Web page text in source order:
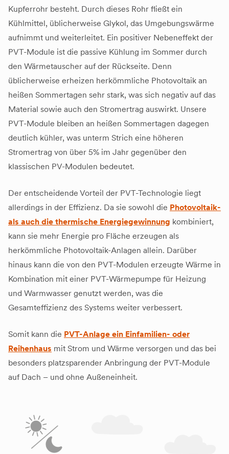
Kupferrohr besteht. Durch dieses Rohr fließt ein
Kühlmittel, üblicherweise Glykol, das Umgebungswärme
aufnimmt und weiterleitet. Ein positiver Nebeneffekt der
PVT-Module ist die passive Kühlung im Sommer durch
den Wärmetauscher auf der Rückseite. Denn
üblicherweise erheizen herkömmliche Photovoltaik an
heißen Sommertagen sehr stark, was sich negativ auf das
Material sowie auch den Stromertrag auswirkt. Unsere
PVT-Module bleiben an heißen Sommertagen dagegen
deutlich kühler, was unterm Strich eine höheren
Stromertrag von über 5% im Jahr gegenüber den
klassischen PV-Modulen bedeutet.
Der entscheidende Vorteil der PVT-Technologie liegt
allerdings in der Effizienz. Da sie sowohl die Photovoltaik-
als auch die thermische Energiegewinnung kombiniert,
kann sie mehr Energie pro Fläche erzeugen als
herkömmliche Photovoltaik-Anlagen allein. Darüber
hinaus kann die von den PVT-Modulen erzeugte Wärme in
Kombination mit einer PVT-Wärmepumpe für Heizung
und Warmwasser genutzt werden, was die
Gesamteffizienz des Systems weiter verbessert.
Somit kann die PVT-Anlage ein Einfamilien- oder
Reihenhaus mit Strom und Wärme versorgen und das bei
besonders platzsparender Anbringung der PVT-Module
auf Dach – und ohne Außeneinheit.